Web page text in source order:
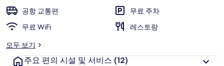
공항 교통편
무료 주차
무료 WiFi
레스토랑
모두 보기
주요 편의 시설 및 서비스 (12)